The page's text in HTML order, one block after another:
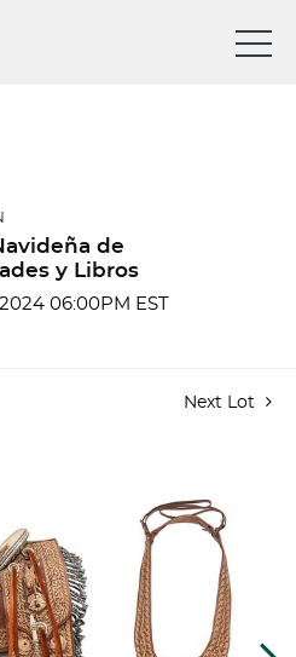
de
y Libros
06:00PM EST
Next Lot